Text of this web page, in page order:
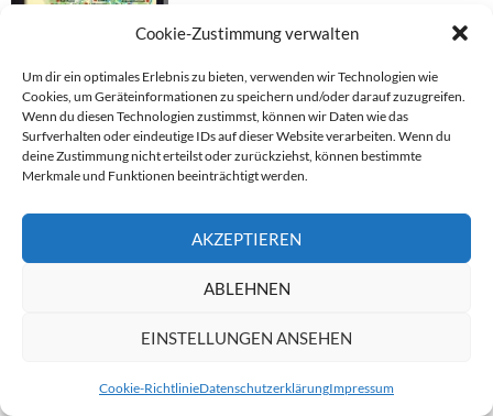
Cookie-Zustimmung verwalten
Um dir ein optimales Erlebnis zu bieten, verwenden wir Technologien wie
Cookies, um Geräteinformationen zu speichern und/oder darauf zuzugreifen.
Wenn du diesen Technologien zustimmst, können wir Daten wie das
Surfverhalten oder eindeutige IDs auf dieser Website verarbeiten. Wenn du
deine Zustimmung nicht erteilst oder zurückziehst, können bestimmte
Merkmale und Funktionen beeinträchtigt werden.
AKZEPTIEREN
ABLEHNEN
EINSTELLUNGEN ANSEHEN
Cookie-RichtlinieDatenschutzerklärungImpressum
Berlin/Brandenburg Karte
Tourismus
CTOUR 30: MAGAZIN 2020